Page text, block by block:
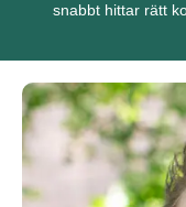
snabbt hittar rätt